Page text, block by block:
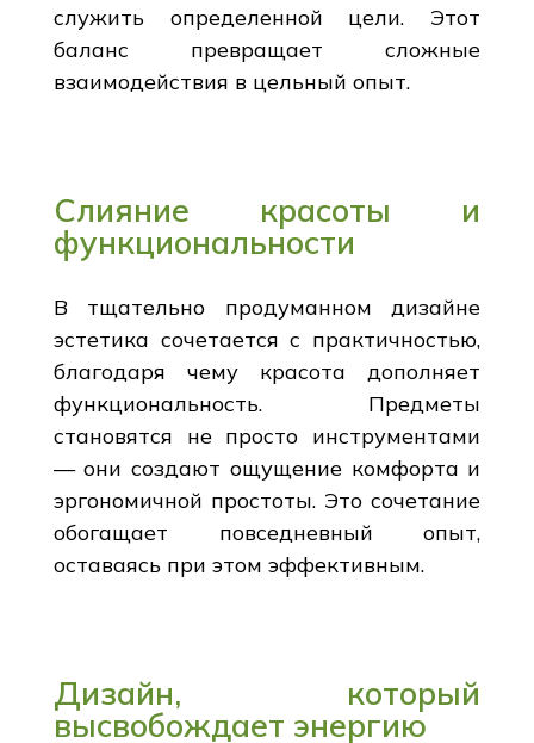
служить определенной цели. Этот
баланс превращает сложные
взаимодействия в цельный опыт.
Слияние красоты и
функциональности
В тщательно продуманном дизайне
эстетика сочетается с практичностью,
благодаря чему красота дополняет
функциональность. Предметы
становятся не просто инструментами
— они создают ощущение комфорта и
эргономичной простоты. Это сочетание
обогащает повседневный опыт,
оставаясь при этом эффективным.
Дизайн, который
высвобождает энергию